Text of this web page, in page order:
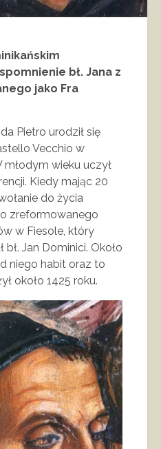
bł. Jana z
jako Fra
Pietro urodził się
Vecchio w
młodym wieku uczył
Kiedy mając 20
do życia
zreformowanego
w Fiesole, który
Jan Dominici. Około
niego habit oraz to
około 1425 roku.